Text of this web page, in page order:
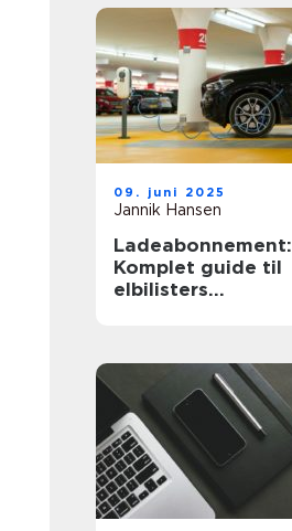
09. juni 2025
Jannik Hansen
Ladeabonnement:
Komplet guide til
elbilisters